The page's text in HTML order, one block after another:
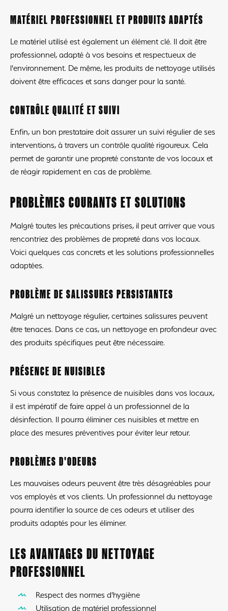
MATÉRIEL PROFESSIONNEL ET PRODUITS ADAPTÉS
Le matériel utilisé est également un élément clé. Il doit être
professionnel, adapté à vos besoins et respectueux de
l'environnement. De même, les produits de nettoyage utilisés
doivent être efficaces et sans danger pour la santé.
CONTRÔLE QUALITÉ ET SUIVI
Enfin, un bon prestataire doit assurer un suivi régulier de ses
interventions, à travers un contrôle qualité rigoureux. Cela
permet de garantir une propreté constante de vos locaux et
de réagir rapidement en cas de problème.
PROBLÈMES COURANTS ET SOLUTIONS
Malgré toutes les précautions prises, il peut arriver que vous
rencontriez des problèmes de propreté dans vos locaux.
Voici quelques cas concrets et les solutions professionnelles
adaptées.
PROBLÈME DE SALISSURES PERSISTANTES
Malgré un nettoyage régulier, certaines salissures peuvent
être tenaces. Dans ce cas, un nettoyage en profondeur avec
des produits spécifiques peut être nécessaire.
PRÉSENCE DE NUISIBLES
Si vous constatez la présence de nuisibles dans vos locaux,
il est impératif de faire appel à un professionnel de la
désinfection. Il pourra éliminer ces nuisibles et mettre en
place des mesures préventives pour éviter leur retour.
PROBLÈMES D'ODEURS
Les mauvaises odeurs peuvent être très désagréables pour
vos employés et vos clients. Un professionnel du nettoyage
pourra identifier la source de ces odeurs et utiliser des
produits adaptés pour les éliminer.
LES AVANTAGES DU NETTOYAGE
PROFESSIONNEL
Respect des normes d'hygiène
Utilisation de matériel professionnel